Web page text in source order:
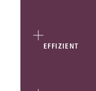
EFFIZIENT